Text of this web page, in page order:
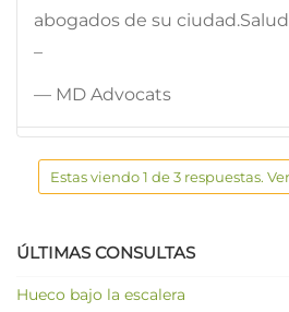
abogados de su
–
— MD Advocats
Estas viendo 1 de 3 respuestas.
ÚLTIMAS CONSULTAS
Hueco bajo la escalera